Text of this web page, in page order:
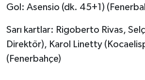
Gol: Asensio (dk. 45+1)
Sarı kartlar: Rigoberto Rivas,
Direktör), Karol Linetty
(Fenerbahçe)